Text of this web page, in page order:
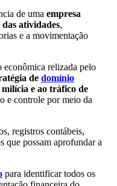
de uma empresa
atividades,
e a movimentação
econômica relizada pelo
de domínio
e ao tráfico de
e controle por meio da
registros contábeis,
que possam aprofundar a
para identificar todos os